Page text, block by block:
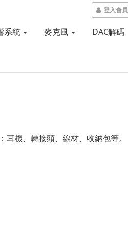
登入會員
系統 麥克風 DAC解碼
機、轉接頭、線材、收納包等。